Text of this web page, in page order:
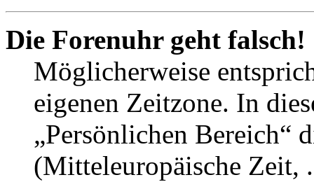
Die Forenuhr geht falsch!
Möglicherweise
eigenen Zeitzone. In
„Persönlichen Bereich“
(Mitteleuropäische Zeit,